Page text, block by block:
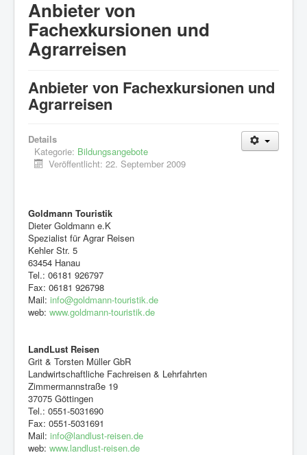
Aktuelles
Leitbild
Über uns
Mitglieder
Bildungsangebote
Aktivitäten
Internes
Anbieter von
Fachexkursionen und
Agrarreisen
Anbieter von Fachexkursionen und
Agrarreisen
Details
Kategorie: Bildungsangebote
Veröffentlicht: 22. September 2009
Goldmann Touristik
Dieter Goldmann e.K
Spezialist für Agrar Reisen
Kehler Str. 5
63454 Hanau
Tel.: 06181 926797
Fax: 06181 926798
Mail: info@goldmann-touristik.de
web: www.goldmann-touristik.de
LandLust Reisen
Grit & Torsten Müller GbR
Landwirtschaftliche Fachreisen & Lehrfahrten
Zimmermannstraße 19
37075 Göttingen
Tel.: 0551-5031690
Fax: 0551-5031691
Mail: info@landlust-reisen.de
web: www.landlust-reisen.de